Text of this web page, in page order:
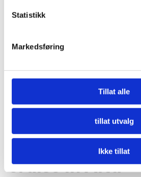
Statistikk
Markedsføring
Tillat alle
tillat utvalg
Ikke tillat
Whale- and
cruise in Alta